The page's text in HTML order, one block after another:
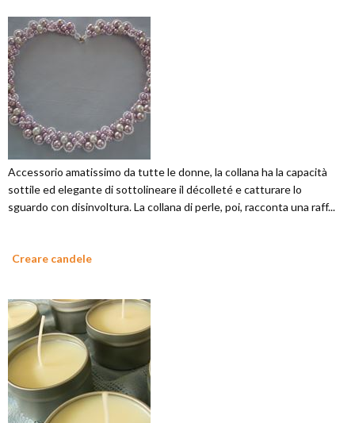
Accessorio amatissimo da tutte le donne, la collana ha la capacità
sottile ed elegante di sottolineare il décolleté e catturare lo
sguardo con disinvoltura. La collana di perle, poi, racconta una raff...
Creare candele